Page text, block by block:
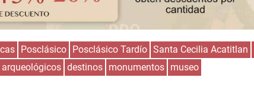
Posclásico Posclásico Tardío Santa Cecilia Acatitlan
destinos monumentos museo